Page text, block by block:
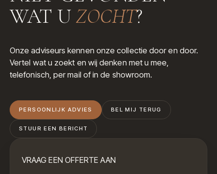
WAT UZOCHT?
Onze adviseurs kennen onze collectie door en door.
Vertel wat u zoekt en wij denken met u mee,
telefonisch, per mail of in de showroom.
PERSOONLIJK ADVIES BEL MIJ TERUG
STUUR EEN BERICHT
VRAAG EEN OFFERTE AAN